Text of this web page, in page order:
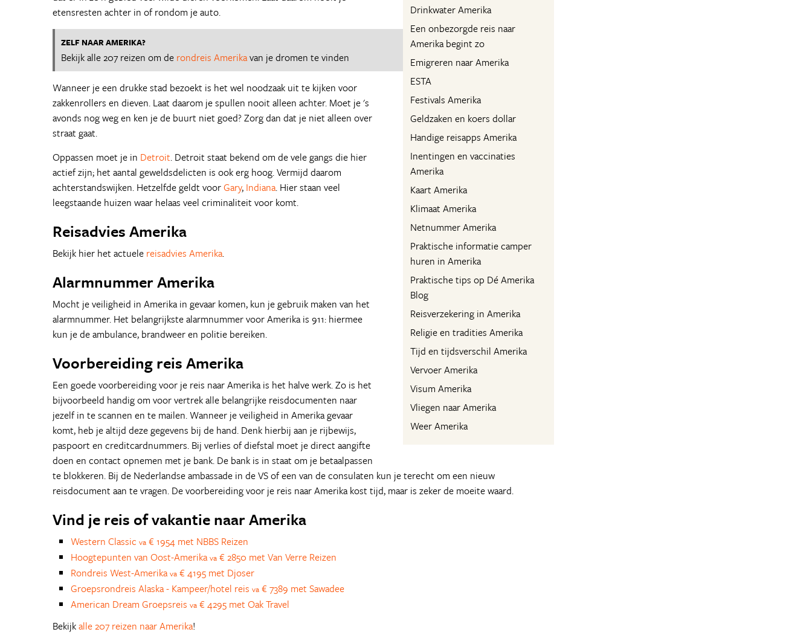
Drinkwater Amerika
Een onbezorgde reis naar
Amerika begint zo
Emigreren naar Amerika
ESTA
Festivals Amerika
Geldzaken en koers dollar
Handige reisapps Amerika
Inentingen en vaccinaties
Amerika
Kaart Amerika
Klimaat Amerika
Netnummer Amerika
Praktische informatie camper
huren in Amerika
Praktische tips op Dé Amerika
Blog
Reisverzekering in Amerika
Religie en tradities Amerika
Tijd en tijdsverschil Amerika
Vervoer Amerika
Visum Amerika
Vliegen naar Amerika
Weer Amerika
etensresten achter in of rondom je auto.
ZELF NAAR AMERIKA?
Bekijk alle 207 reizen om de rondreis Amerikavan je dromen te vinden
Wanneer je een drukke stad bezoekt is het wel noodzaak uit te kijken voor
zakkenrollers en dieven. Laat daarom je spullen nooit alleen achter. Moet je 's
avonds nog weg en ken je de buurt niet goed? Zorg dan dat je niet alleen over
straat gaat.
Oppassen moet je in Detroit. Detroit staat bekend om de vele gangs die hier
actief zijn; het aantal geweldsdelicten is ook erg hoog. Vermijd daarom
achterstandswijken. Hetzelfde geldt voorGary, Indiana. Hier staan veel
leegstaande huizen waar helaas veel criminaliteit voor komt.
Reisadvies Amerika
Bekijk hier het actuele reisadvies Amerika.
Alarmnummer Amerika
Mocht je veiligheid in Amerika in gevaar komen, kun je gebruik maken van het
alarmnummer. Het belangrijkste alarmnummer voor Amerika is 911: hiermee
kun je de ambulance, brandweer en politie bereiken.
Voorbereiding reis Amerika
Een goede voorbereiding voor je reis naar Amerika is het halve werk. Zo is het
bijvoorbeeld handig om voor vertrek alle belangrijke reisdocumenten naar
jezelf in te scannen en te mailen. Wanneer je veiligheid in Amerika gevaar
komt, heb je altijd deze gegevens bij de hand. Denk hierbij aan je rijbewijs,
paspoort en creditcardnummers. Bij verlies of diefstal moet je direct aangifte
doen en contact opnemen met je bank. De bank is in staat om je betaalpassen
te blokkeren. Bij de Nederlandse ambassade in de VS of een van de consulaten kun je terecht om een nieuw
reisdocument aan te vragen. De voorbereiding voor je reis naar Amerika kost tijd, maar is zeker de moeite waard.
Vind je reis of vakantie naar Amerika
Western Classic va € 1954 met NBBS Reizen
Hoogtepunten van Oost-Amerika va € 2850 met Van Verre Reizen
Rondreis West-Amerika va € 4195 met Djoser
Groepsrondreis Alaska - Kampeer/hotel reis va € 7389 met Sawadee
American Dream Groepsreis va € 4295 met Oak Travel
Bekijkalle 207 reizen naar Amerika!